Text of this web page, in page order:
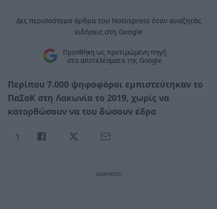
Δες περισσότερα άρθρα του Notospress όταν αναζητάς
ειδήσεις στη Google
Προσθήκη ως προτιμώμενη πηγή
στα αποτελέσματα της Google
Περίπου 7.000 ψηφοφόροι εμπιστεύτηκαν το
ΠαΣοΚ στη Λακωνία το 2019, χωρίς να
κατορθώσουν να του δώσουν έδρα
1